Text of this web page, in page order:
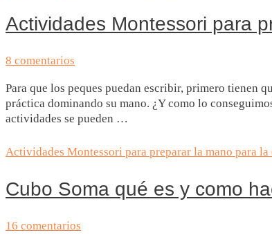
Actividades Montessori para
8 comentarios
Para que los peques puedan escribir, primero tienen
práctica dominando su mano. ¿Y como lo
actividades se pueden …
Actividades Montessori para preparar la mano para la
Cubo Soma qué es y como
16 comentarios